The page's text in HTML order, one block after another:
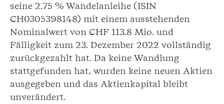
seine 2.75 % Wandelanleihe (ISIN
CH0305398148) mit einem ausstehenden
Nominalwert von CHF 113.8 Mio. und
Fälligkeit zum 23. Dezember 2022 vollständig
zurückgezahlt hat. Da keine Wandlung
stattgefunden hat, wurden keine neuen Aktien
ausgegeben und das Aktienkapital bleibt
unverändert.